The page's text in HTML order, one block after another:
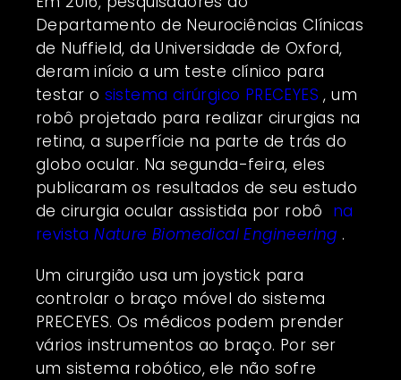
Departamento de Neurociências Clínicas
de Nuffield, da Universidade de Oxford,
deram início a um teste clínico para
testar o sistema cirúrgico PRECEYES , um
robô projetado para realizar cirurgias na
retina, a superfície na parte de trás do
globo ocular. Na segunda-feira, eles
publicaram os resultados de seu estudo
de cirurgia ocular assistida por robô na
revistaNature Biomedical Engineering .
Um cirurgião usa um joystick para
controlar o braço móvel do sistema
PRECEYES. Os médicos podem prender
vários instrumentos ao braço. Por ser
um sistema robótico, ele não sofre